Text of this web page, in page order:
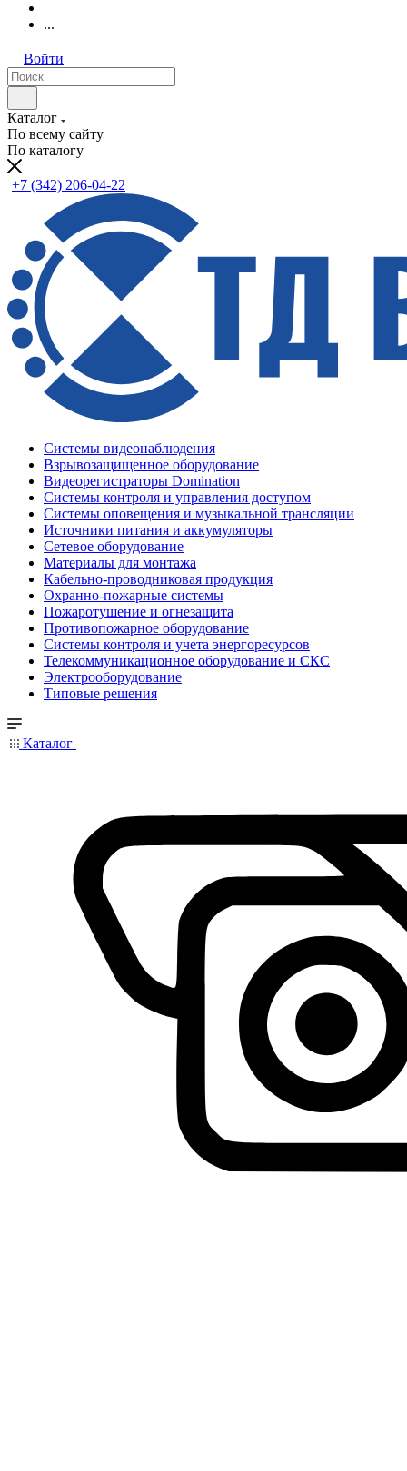
...
Войти
Каталог
По всему сайту
По каталогу
+7 (342) 206-04-22
Системы видеонаблюдения
Взрывозащищенное оборудование
Видеорегистраторы Domination
Системы контроля и управления доступом
Системы оповещения и музыкальной трансляции
Источники питания и аккумуляторы
Сетевое оборудование
Материалы для монтажа
Кабельно-проводниковая продукция
Охранно-пожарные системы
Пожаротушение и огнезащита
Противопожарное оборудование
Системы контроля и учета энергоресурсов
Телекоммуникационное оборудование и СКС
Электрооборудование
Типовые решения
Каталог